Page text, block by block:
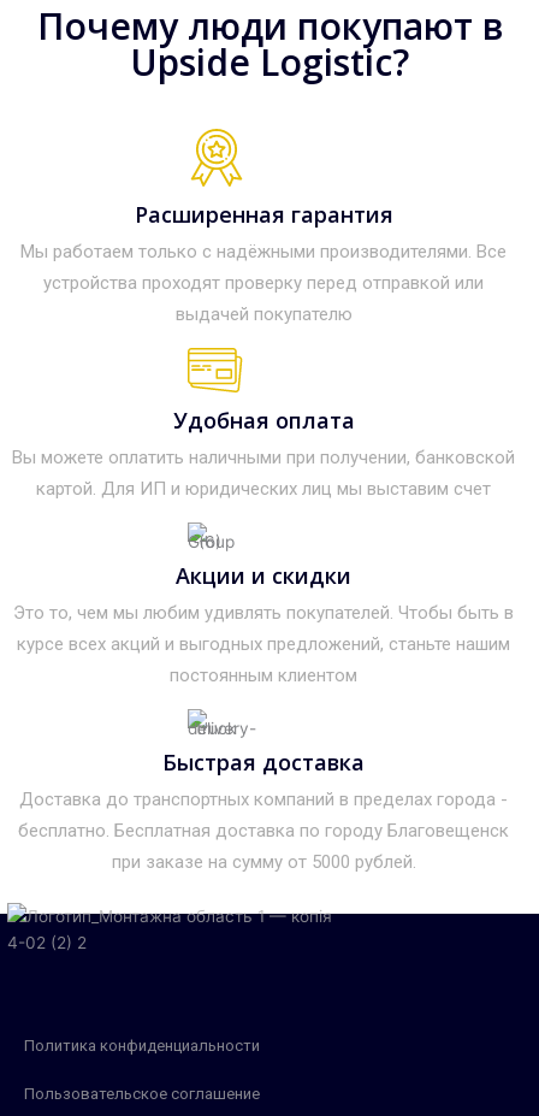
Почему люди покупают в
Upside Logistic?
Расширенная гарантия
Мы работаем только с надёжными производителями. Все
устройства проходят проверку перед отправкой или
выдачей покупателю
Удобная оплата
Вы можете оплатить наличными при получении, банковской
картой. Для ИП и юридических лиц мы выставим счет
Акции и скидки
Это то, чем мы любим удивлять покупателей. Чтобы быть в
курсе всех акций и выгодных предложений, станьте нашим
постоянным клиентом
Быстрая доставка
Доставка до транспортных компаний в пределах города -
бесплатно. Бесплатная доставка по городу Благовещенск
при заказе на сумму от 5000 рублей.
Политика конфиденциальности
Пользовательское соглашение